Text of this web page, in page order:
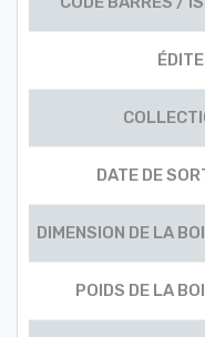
DATE DE
DIMENSION DE LA
POIDS DE LA